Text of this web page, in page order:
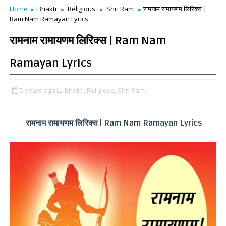
Home Bhakti Religious Shri Ram
रामनाम रामायणम लिरिक्स |
Ram Nam Ramayan Lyrics
रामनाम रामायणम लिरिक्स | Ram Nam
Ramayan Lyrics
5 years ago Bhakti, Religious, Shri Ram,
रामनाम रामायणम लिरिक्स | Ram Nam Ramayan Lyrics